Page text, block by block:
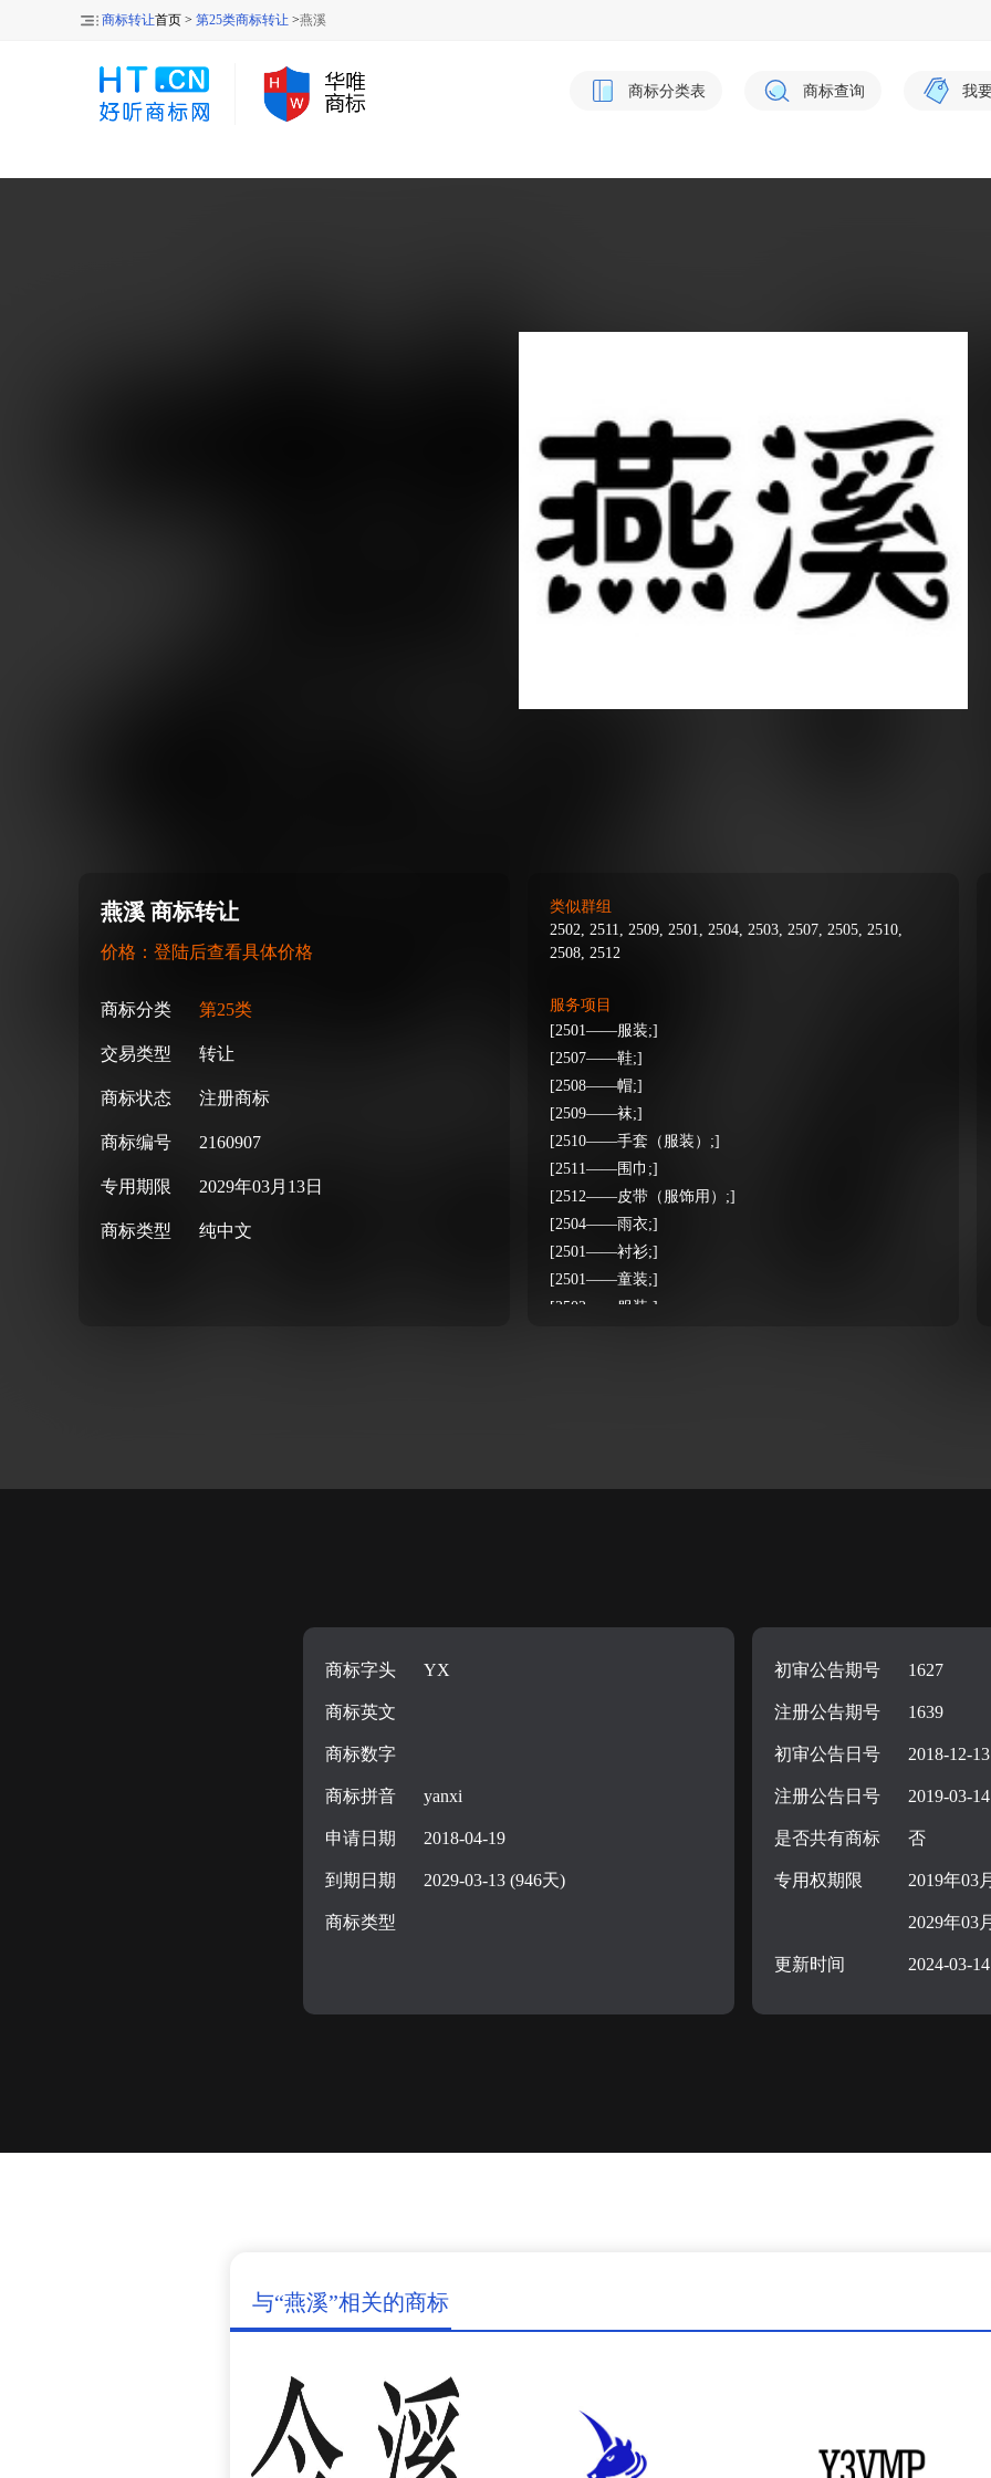
商标转让首页 > 第25类商标转让 >燕溪
商标分类表 商标查询 我
燕溪 商标转让
价格：登陆后查看具体价格
商标分类 第25类
交易类型 转让
商标状态 注册商标
商标编号 2160907
专用期限 2029年03月13日
商标类型 纯中文
类似群组
2502, 2511, 2509, 2501, 2504, 2503, 2507, 2505, 2510,
2508, 2512
服务项目
[2501——服装;]
[2507——鞋;]
[2508——帽;]
[2509——袜;]
[2510——手套（服装）;]
[2511——围巾;]
[2512——皮带（服饰用）;]
[2504——雨衣;]
[2501——衬衫;]
[2501——童装;]
[2502——服装;]
商标字头 YX
商标英文
商标数字
商标拼音 yanxi
申请日期 2018-04-19
到期日期 2029-03-13 (946天)
商标类型
初审公告期号 1627
注册公告期号 1639
初审公告日号 2018-12-13
注册公告日号 2019-03-14
是否共有商标 否
专用权期限 2019年03
2029年03
更新时间 2024-03-14
与“燕溪”相关的商标